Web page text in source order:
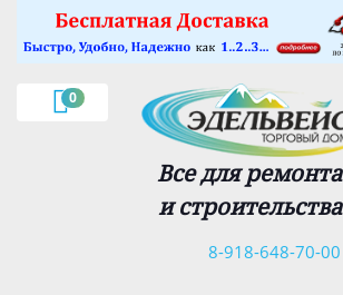
0
Все для ремонта
и строительства
8-918-648-70-00